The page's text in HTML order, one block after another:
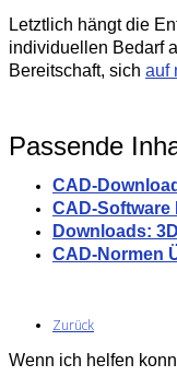
Letztlich hängt die
individuellen Bedarf
Bereitschaft, sich auf
Passende
CAD-
CAD-
Downloads:
CAD-Normen
Zurück
Wenn ich helfen